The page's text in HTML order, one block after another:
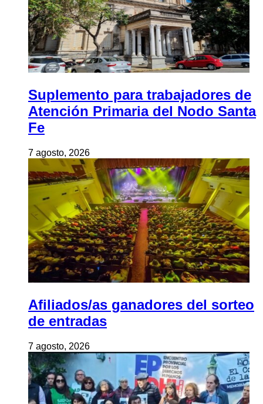
Suplemento para trabajadores de
Atención Primaria del Nodo Santa
Fe
7 agosto, 2026
Afiliados/as ganadores del sorteo
de entradas
7 agosto, 2026